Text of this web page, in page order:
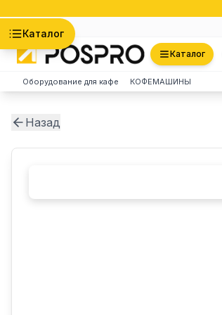
Каталог
Каталог
Оборудование для кафе КОФЕМАШИНЫ
Назад